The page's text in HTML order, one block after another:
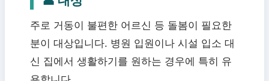
주로 거동이 불편한 어르신 등 돌봄이 필요한
분이 대상입니다. 병원 입원이나 시설 입소 대
신 집에서 생활하기를 원하는 경우에 특히 유